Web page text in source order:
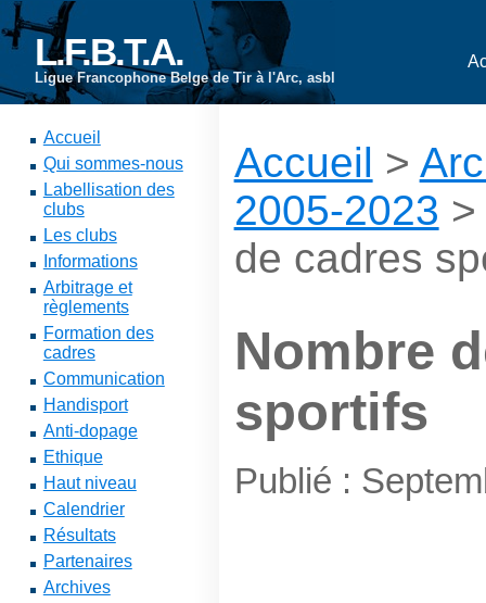
L.F.B.T.A.
Ligue Francophone Belge de Tir à l'Arc, asbl
Accueil
Qui sommes-nous
Labellisation des
clubs
Les clubs
Informations
Arbitrage et
règlements
Formation des
cadres
Communication
Handisport
Anti-dopage
Ethique
Haut niveau
Calendrier
Résultats
Partenaires
Archives
Accueil >
2005-2023
de cadres
Nombre
sportifs
Publié :